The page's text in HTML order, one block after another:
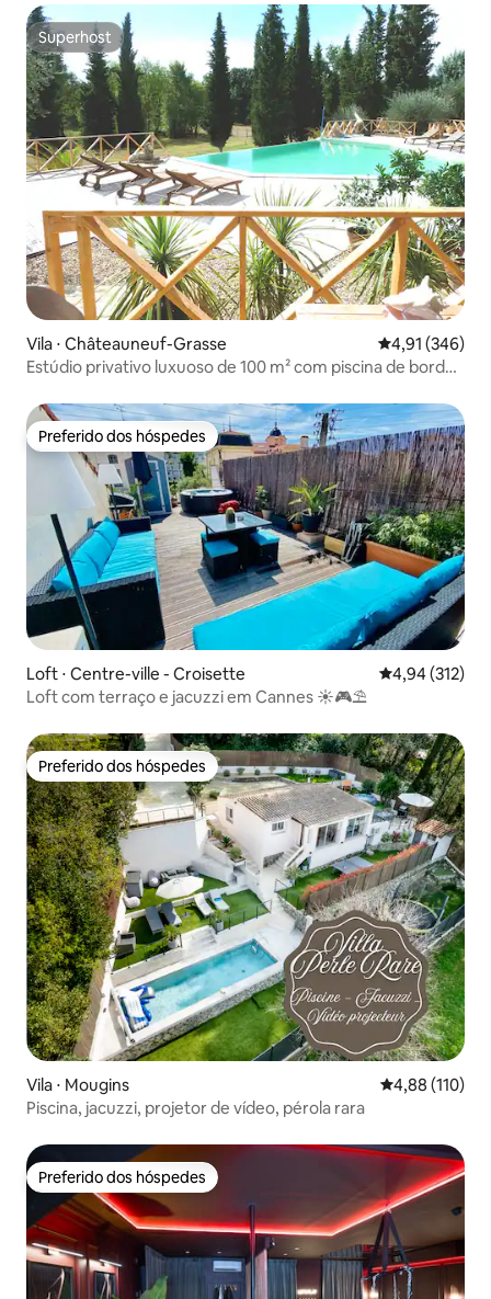
Superhost
Superhost
Vila ⋅ Châteauneuf-Grasse 4,91 de uma
4,91 (346)
Estúdio privativo luxuoso de 100 m² com piscina de borda
Preferido dos hóspedes
Preferido dos hóspedes
Loft ⋅ Centre-ville - Croisette 4,94 de uma
4,94 (312)
Loft com terraço e jacuzzi em Cannes ☀️🎮⛱
Preferido dos hóspedes
Preferido dos hóspedes
Vila ⋅ Mougins 4,88 de uma
4,88 (110)
Piscina, jacuzzi, projetor de vídeo, pérola rara
Preferido dos hóspedes
Preferido dos hóspedes